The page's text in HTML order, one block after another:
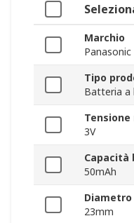
Marchio
Panasonic
Tipo
Batteria a
3V
50mAh
Diametro
23mm